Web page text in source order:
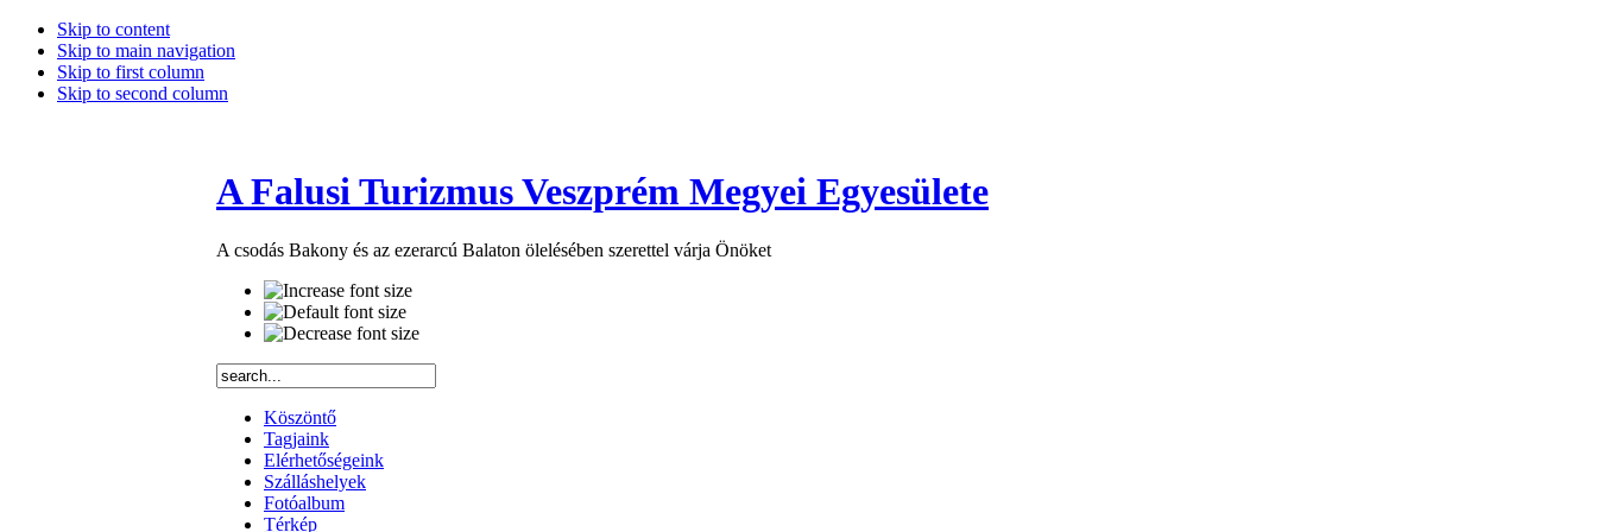
Skip to content
Skip to main navigation
Skip to first column
Skip to second column
A Falusi Turizmus Veszprém Megyei Egyesülete
A csodás Bakony és az ezerarcú Balaton ölelésében szerettel várja Önöket
Köszöntő
Tagjaink
Elérhetőségeink
Szálláshelyek
Fotóalbum
Térkép